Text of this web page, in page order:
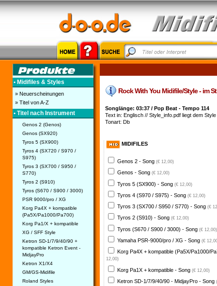
• Midifiles & Styles
» Neuerscheinungen
» Titel von A-Z
• Titel nach Instrument
Genos 2 (Genos)
Genos (SX920)
Tyros 5 (SX900)
Tyros 4 (SX720 / S970 /
S975)
Tyros 3 (SX700 / S950 /
S770)
Tyros 2 (S910)
Tyros (S670 / S900 / 3000)
PSR 9000/pro / XG
Korg Pa4X + kompatible
(Pa5X/Pa1000/Pa700)
Korg Pa1/X + kompatible
XG / SFF Style
Ketron SD-1/7/9/40/90 +
kompatible Ketron Event -
MidjayPro
Ketron X1/X4
GM/GS-Midifile
Roland Styles
Rock With You Midifile/Style - im
Songlänge: 03:37 / Pop Beat - Tempo 114
Text in: Englisch // Style_info.pdf liegt dem Style
Tonart: Db
MIDIFILES
Genos 2 - Song (€ 12,00)
Genos - Song (€ 12,00)
Tyros 5 (SX900) - Song (€ 12,00)
Tyros 4 (S970 / S975) - Song (€ 12,00)
Tyros 3 (SX700 / S950 / S770) - Song (€
Tyros 2 (S910) - Song (€ 12,00)
Tyros (S670 / S900 / 3000) - Song (€ 12,00)
Yamaha PSR-9000/pro / XG - Song (€
Korg Pa4X + kompatible (Pa5X/Pa1000/
12,00)
Korg Pa1X + kompatible - Song (€ 12,00)
Ketron SD-1/7/9/40/90 - MidjayPro - Song